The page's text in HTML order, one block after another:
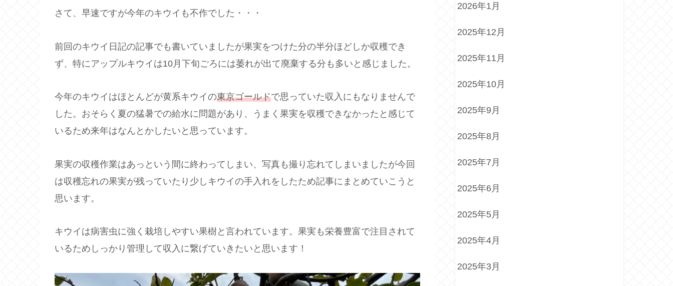
さて、早速ですが今年のキウイも不作でした・・・
前回のキウイ日記の記事でも書いていましたが果実をつけた分の半分ほどしか収穫でき
ず、特にアップルキウイは10月下旬ごろには萎れが出て廃棄する分も多いと感じました。
今年のキウイはほとんどが黄系キウイの東京ゴールドで思っていた収入にもなりませんで
した。おそらく夏の猛暑での給水に問題があり、うまく果実を収穫できなかったと感じて
いるため来年はなんとかしたいと思っています。
果実の収穫作業はあっという間に終わってしまい、写真も撮り忘れてしまいましたが今回
は収穫忘れの果実が残っていたり少しキウイの手入れをしたため記事にまとめていこうと
思います。
キウイは病害虫に強く栽培しやすい果樹と言われています。果実も栄養豊富で注目されて
いるためしっかり管理して収入に繋げていきたいと思います！
2026年1月
2025年12月
2025年11月
2025年10月
2025年9月
2025年8月
2025年7月
2025年6月
2025年5月
2025年4月
2025年3月